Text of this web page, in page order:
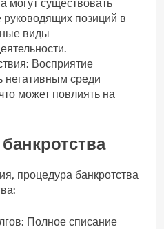
могут существовать
руководящих позиций в
виды
Восприятие
негативным среди
может повлиять на
процедура банкротства
Полное списание